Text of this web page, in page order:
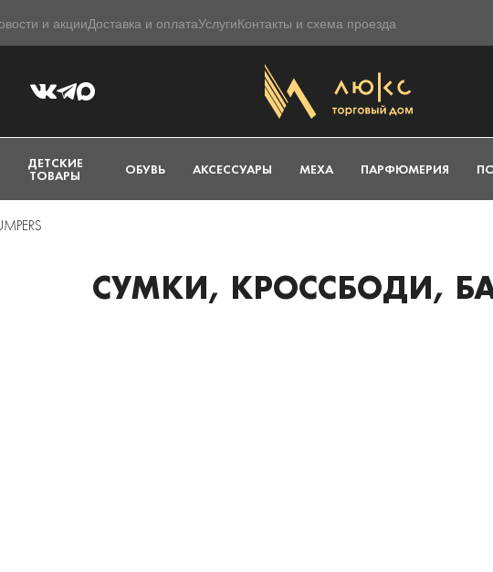
и акцииДоставка и оплатаУслугиКонтакты и схема проезда
ДЕТСКИЕ
ТОВАРЫ ОБУВЬ АКСЕССУАРЫ МЕХА ПАРФЮМЕРИЯ
СУМКИ, КРОССБОДИ,